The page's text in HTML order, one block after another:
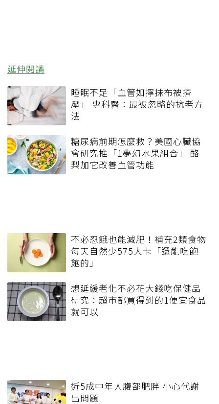
延伸閱讀
睡眠不足「血管如擰抹布被擠
壓」 專科醫：最被忽略的抗老方
法
糖尿病前期怎麼救？美國心臟協
會研究推「1夢幻水果組合」 酪
梨加它改善血管功能
不必忍餓也能減肥！補充2類食物
每天自然少575大卡「還能吃飽
飽的」
想延緩老化不必花大錢吃保健品
研究：超市都買得到的1便宜食品
就可以
近5成中年人腹部肥胖 小心代謝
出問題